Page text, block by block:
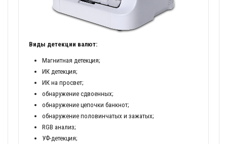
Виды детекции валют:
Магнитная детекция;
ИК детекция;
ИК на просвет;
обнаружение сдвоенных;
обнаружение цепочки банкнот;
обнаружение половинчатых и зажатых;
RGB анализ;
УФ-детекция;